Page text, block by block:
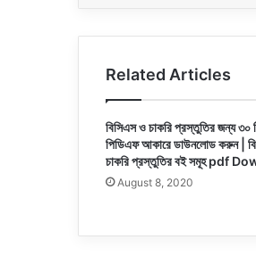
Related Articles
বিসিএস ও চাকরি প্রস্তুতির জন্য ৩০
পিডিএফ আকারে ডাউনলোড করুন |
চাকরি প্রস্তুতির বই সমূহ pdf
August 8, 2020